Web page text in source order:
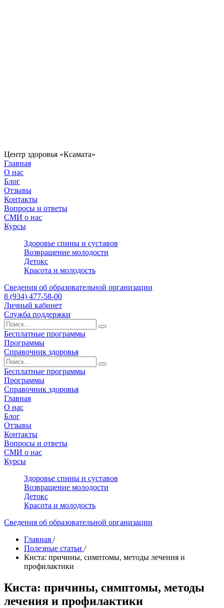
Центр здоровья «Ксамата»
Главная
О нас
Блог
Отзывы
Контакты
Вопросы и ответы
СМИ о нас
Курсы
Здоровье спины и суставов
Возвращение молодости
Детокс
Красота и молодость
Сведения об образовательной организации
8 (934) 477-58-00
Личный кабинет
Служба поддержки
Бесплатные программы
Программы
Справочник здоровья
Бесплатные программы
Программы
Справочник здоровья
Главная
О нас
Блог
Отзывы
Контакты
Вопросы и ответы
СМИ о нас
Курсы
Здоровье спины и суставов
Возвращение молодости
Детокс
Красота и молодость
Сведения об образовательной организации
Главная /
Полезные статьи /
Киста: причины, симптомы, методы лечения и
профилактики
Киста: причины, симптомы, методы
лечения и профилактики